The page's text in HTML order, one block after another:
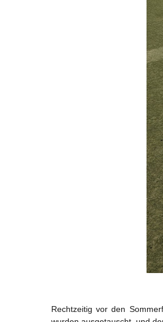
Rechtzeitig vor den